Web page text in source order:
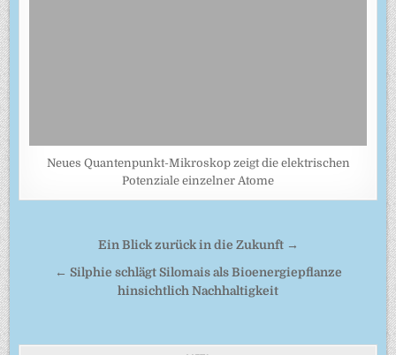
Neues Quantenpunkt-Mikroskop zeigt die elektrischen
Potenziale einzelner Atome
Beitragsnavigation
Ein Blick zurück in die Zukunft →
← Silphie schlägt Silomais als Bioenergiepflanze
hinsichtlich Nachhaltigkeit